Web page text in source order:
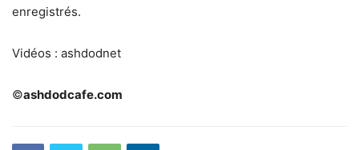
enregistrés.
Vidéos : ashdodnet
©ashdodcafe.com